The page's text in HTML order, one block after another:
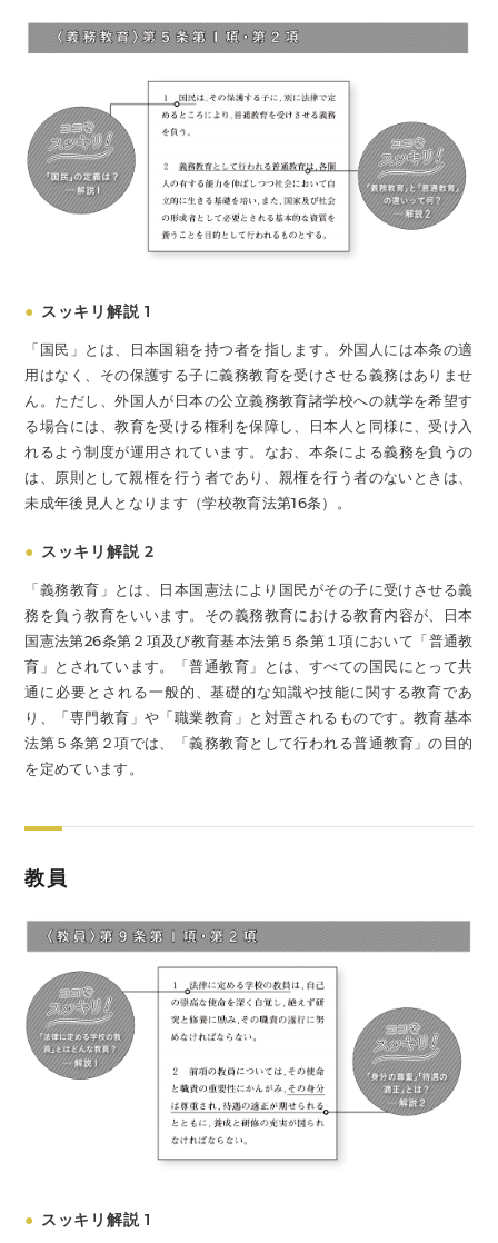
● スッキリ解説 1
「国民」とは、日本国籍を持つ者を指します。外国人には本条の適
用はなく、その保護する子に義務教育を受けさせる義務はありませ
ん。ただし、外国人が日本の公立義務教育諸学校への就学を希望す
る場合には、教育を受ける権利を保障し、日本人と同様に、受け入
れるよう制度が運用されています。なお、本条による義務を負うの
は、原則として親権を行う者であり、親権を行う者のないときは、
未成年後見人となります（学校教育法第16条）。
● スッキリ解説 2
「義務教育」とは、日本国憲法により国民がその子に受けさせる義
務を負う教育をいいます。その義務教育における教育内容が、日本
国憲法第26条第２項及び教育基本法第５条第１項において「普通教
育」とされています。「普通教育」とは、すべての国民にとって共
通に必要とされる一般的、基礎的な知識や技能に関する教育であ
り、「専門教育」や「職業教育」と対置されるものです。教育基本
法第５条第２項では、「義務教育として行われる普通教育」の目的
を定めています。
教員
● スッキリ解説 1